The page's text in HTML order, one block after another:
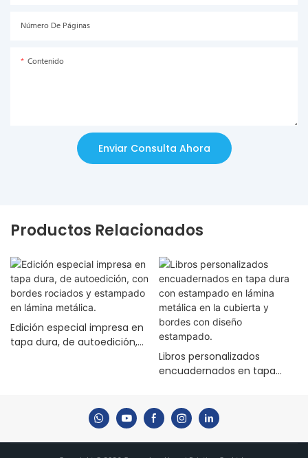
Número De Páginas
Contenido
Enviar Consulta Ahora
Productos Relacionados
Edición especial impresa en
tapa dura, de autoedición,
Libros personalizados
encuadernados en tapa
cubierta y bordes con
diseño estampado.